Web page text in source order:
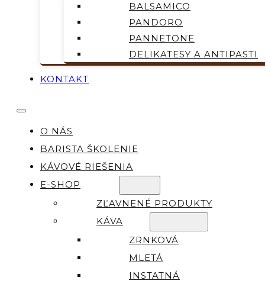
BALSAMICO
PANDORO
PANNETONE
DELIKATESY A ANTIPASTI
KONTAKT
O NÁS
BARISTA ŠKOLENIE
KÁVOVÉ RIEŠENIA
E-SHOP
ZĽAVNENÉ PRODUKTY
KÁVA
ZRNKOVÁ
MLETÁ
INSTATNÁ